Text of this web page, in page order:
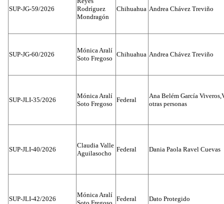
SUP-JG-59/2026
Rodríguez
Mondragón
Chihuahua Andrea Chávez Treviño
SUP-JG-60/2026
Mónica Aralí
Soto Fregoso
Chihuahua Andrea Chávez Treviño
SUP-JLI-35/2026
Mónica Aralí
Soto Fregoso
Federal
Ana Belém García
otras personas
SUP-JLI-40/2026
Claudia Valle
Aguilasocho
Federal Dania Paola Ravel Cuevas
SUP-JLI-42/2026
Mónica Aralí
Federal Dato Protegido